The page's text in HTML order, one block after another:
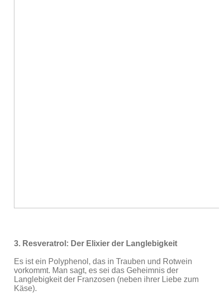
3. Resveratrol: Der Elixier der Langlebigkeit
Es ist ein Polyphenol, das in Trauben und Rotwein
vorkommt. Man sagt, es sei das Geheimnis der
Langlebigkeit der Franzosen (neben ihrer Liebe zum
Käse).